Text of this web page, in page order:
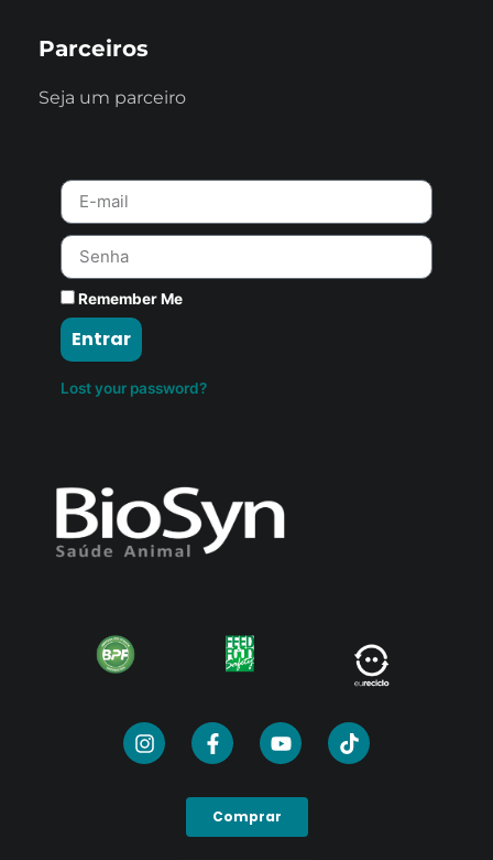
Parceiros
Seja um parceiro
Remember Me
Entrar
Lost your password?
Comprar